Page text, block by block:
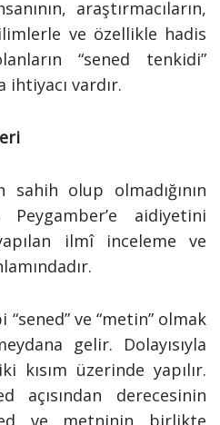
araştırmacıların,
ve özellikle hadis
“sened tenkidi”
ihtiyacı vardır.
olup olmadığının
aidiyetini
ilmî inceleme ve
ve “metin” olmak
gelir. Dolayısıyla
üzerinde yapılır.
derecesinin
ve metninin birlikte